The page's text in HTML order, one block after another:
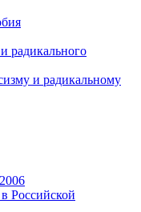
радикального
и радикальному
Российской